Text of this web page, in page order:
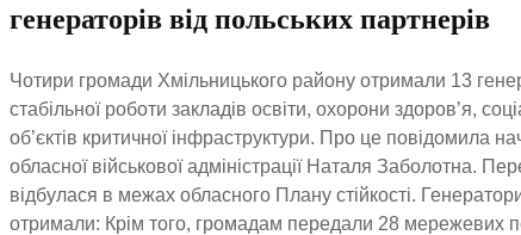
генераторів від польських партнерів
Чотири громади Хмільницького району отримали 13
стабільної роботи закладів освіти, охорони здоров’я,
об’єктів критичної інфраструктури. Про це повідомила
обласної військової адміністрації Наталя Заболотна.
відбулася в межах обласного Плану стійкості.
отримали: Крім того, громадам передали 28 мережевих